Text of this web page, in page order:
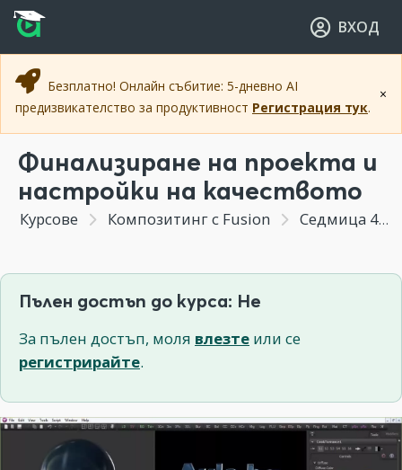
Прескочи към основното съдържание
Прескочи към навигацията
ВХОД
×
Безплатно! Онлайн събитие: 5-дневно AI
предизвикателство за продуктивност Регистрация тук.
Финализиране на проекта и
настройки на качеството
Курсове Композитинг с Fusion Седмица 4 - Създаване на кратка анимация в 3д пространството на Fusion.
Пълен достъп до курса: Не
За пълен достъп, моля влезте или се
регистрирайте.